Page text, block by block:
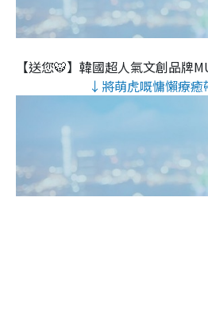
【送您🐯】韓國超人氣文創品牌
↓將萌虎嘅慵懶療癒